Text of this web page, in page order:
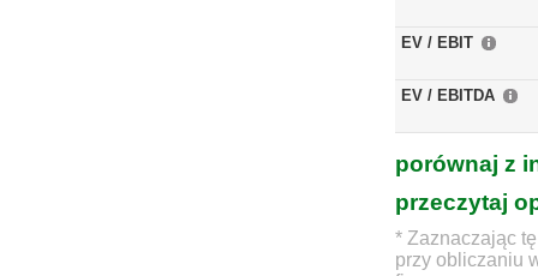
EV / EBIT
EV / EBITDA
porównaj z
przeczytaj
* Zaznaczając
przy obliczaniu